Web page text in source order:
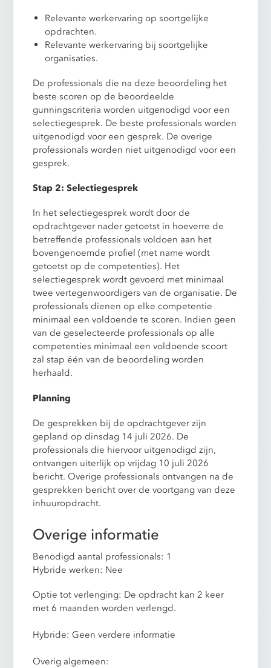
Relevante werkervaring op soortgelijke
opdrachten.
Relevante werkervaring bij soortgelijke
organisaties.
De professionals die na deze beoordeling het
beste scoren op de beoordeelde
gunningscriteria worden uitgenodigd voor een
selectiegesprek. De beste professionals worden
uitgenodigd voor een gesprek. De overige
professionals worden niet uitgenodigd voor een
gesprek.
Stap 2: Selectiegesprek
In het selectiegesprek wordt door de
opdrachtgever nader getoetst in hoeverre de
betreffende professionals voldoen aan het
bovengenoemde profiel (met name wordt
getoetst op de competenties). Het
selectiegesprek wordt gevoerd met minimaal
twee vertegenwoordigers van de organisatie. De
professionals dienen op elke competentie
minimaal een voldoende te scoren. Indien geen
van de geselecteerde professionals op alle
competenties minimaal een voldoende scoort
zal stap één van de beoordeling worden
herhaald.
Planning
De gesprekken bij de opdrachtgever zijn
gepland op dinsdag 14 juli 2026. De
professionals die hiervoor uitgenodigd zijn,
ontvangen uiterlijk op vrijdag 10 juli 2026
bericht. Overige professionals ontvangen na de
gesprekken bericht over de voortgang van deze
inhuuropdracht.
Overige informatie
Benodigd aantal professionals: 1
Hybride werken: Nee
Optie tot verlenging: De opdracht kan 2 keer
met 6 maanden worden verlengd.
Hybride: Geen verdere informatie
Overig algemeen: